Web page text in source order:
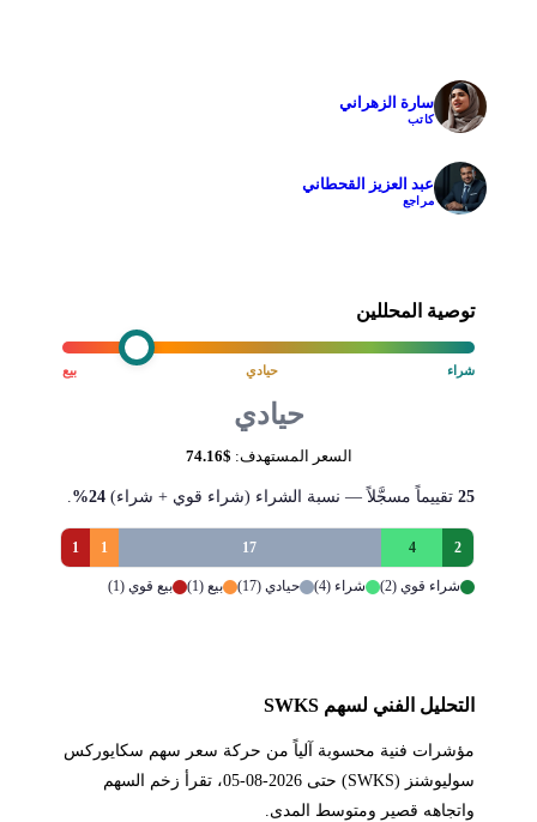
سارة الزهراني
كاتب
عبد العزيز القحطاني
مراجع
توصية المحللين
بيع حيادي شراء
حيادي
السعر المستهدف: $74.16
25تقييماً مسجَّلاً — نسبة الشراء (شراء قوي + شراء) 24%
.
2
4
17
1
1
شراء قوي (2) شراء (4) حيادي (17) بيع (1) بيع قوي (1)
التحليل الفني لسهم SWKS
مؤشرات فنية محسوبة آلياً من حركة سعر سهم سكايوركس
سوليوشنز (SWKS) حتى 2026-08-05، تقرأ زخم السهم
واتجاهه قصير ومتوسط المدى.